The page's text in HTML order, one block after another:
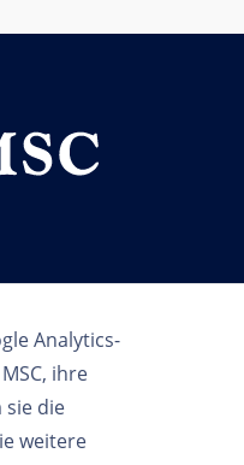
Analytics-
ihre
sie die
weitere